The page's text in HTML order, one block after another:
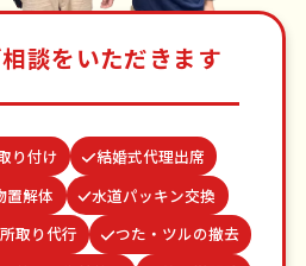
談をいただきます
り付け
結婚式代理出席
置解体
水道パッキン交換
取り代行
つた・ツルの撤去